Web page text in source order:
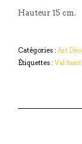
Hauteur 15 cm.
Catégories : Art
Étiquettes : Val